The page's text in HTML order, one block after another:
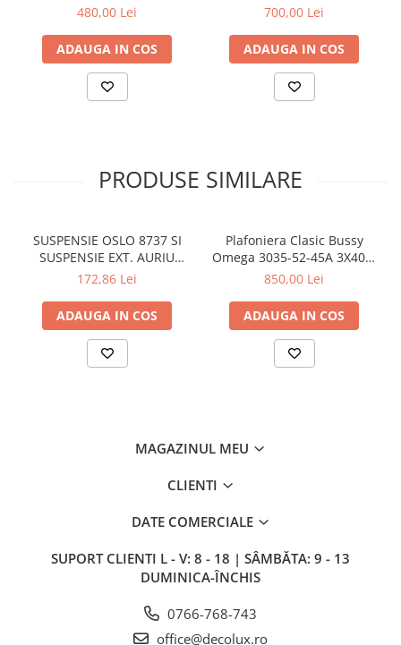
480,00 Lei
ADAUGA IN COS
700,00 Lei
ADAUGA IN COS
PRODUSE SIMILARE
SUSPENSIE OSLO 8737 SI
SUSPENSIE EXT. AURIU
ANTIC TRANSPARENT E27
172,86 Lei
ADAUGA IN COS
Plafoniera Clasic Bussy
Omega 3035-52-45A 3X40W
E27
850,00 Lei
ADAUGA IN COS
MAGAZINUL MEU
CLIENTI
DATE COMERCIALE
SUPORT CLIENTI L - V: 8 - 18 | SÂMBĂTA: 9 - 13
DUMINICA-ÎNCHIS
0766-768-743
office@decolux.ro